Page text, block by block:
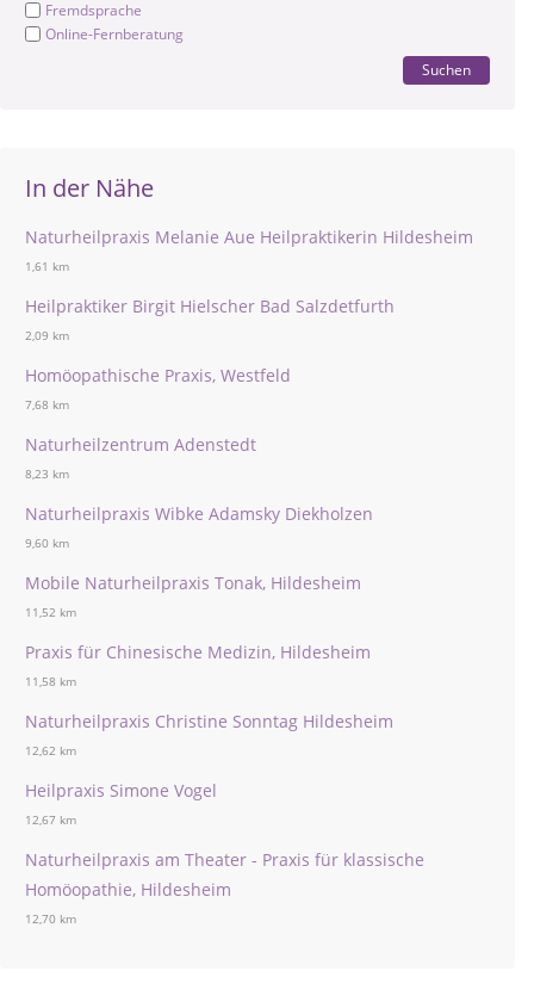
Fremdsprache
Online-Fernberatung
Suchen
In der Nähe
Naturheilpraxis Melanie Aue Heilpraktikerin Hildesheim
1,61 km
Heilpraktiker Birgit Hielscher Bad Salzdetfurth
2,09 km
Homöopathische Praxis, Westfeld
7,68 km
Naturheilzentrum Adenstedt
8,23 km
Naturheilpraxis Wibke Adamsky Diekholzen
9,60 km
Mobile Naturheilpraxis Tonak, Hildesheim
11,52 km
Praxis für Chinesische Medizin, Hildesheim
11,58 km
Naturheilpraxis Christine Sonntag Hildesheim
12,62 km
Heilpraxis Simone Vogel
12,67 km
Naturheilpraxis am Theater - Praxis für klassische
Homöopathie, Hildesheim
12,70 km